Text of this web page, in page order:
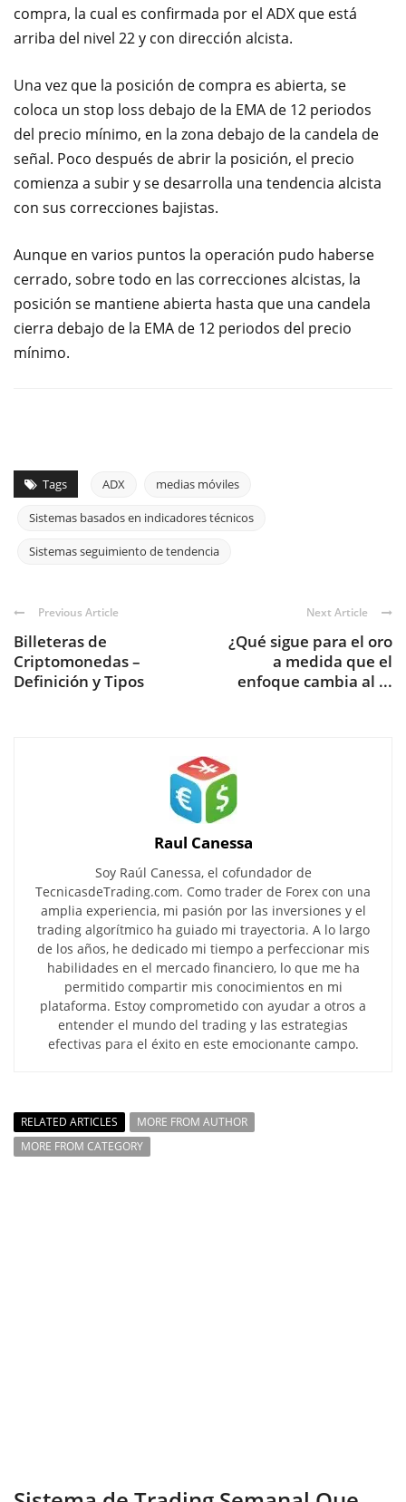
compra, la cual es confirmada por el ADX que está
arriba del nivel 22 y con dirección alcista.
Una vez que la posición de compra es abierta, se
coloca un stop loss debajo de la EMA de 12 periodos
del precio mínimo, en la zona debajo de la candela de
señal. Poco después de abrir la posición, el precio
comienza a subir y se desarrolla una tendencia alcista
con sus correcciones bajistas.
Aunque en varios puntos la operación pudo haberse
cerrado, sobre todo en las correcciones alcistas, la
posición se mantiene abierta hasta que una candela
cierra debajo de la EMA de 12 periodos del precio
mínimo.
Tags ADX medias móviles
Sistemas basados en indicadores técnicos
Sistemas seguimiento de tendencia
Previous Article
Billeteras de
Criptomonedas –
Definición y Tipos
Next Article
¿Qué sigue para el oro
a medida que el
enfoque cambia al ...
Raul Canessa
Soy Raúl Canessa, el cofundador de
TecnicasdeTrading.com. Como trader de Forex con una
amplia experiencia, mi pasión por las inversiones y el
trading algorítmico ha guiado mi trayectoria. A lo largo
de los años, he dedicado mi tiempo a perfeccionar mis
habilidades en el mercado financiero, lo que me ha
permitido compartir mis conocimientos en mi
plataforma. Estoy comprometido con ayudar a otros a
entender el mundo del trading y las estrategias
efectivas para el éxito en este emocionante campo.
RELATED ARTICLES
MORE FROM AUTHOR
MORE FROM CATEGORY